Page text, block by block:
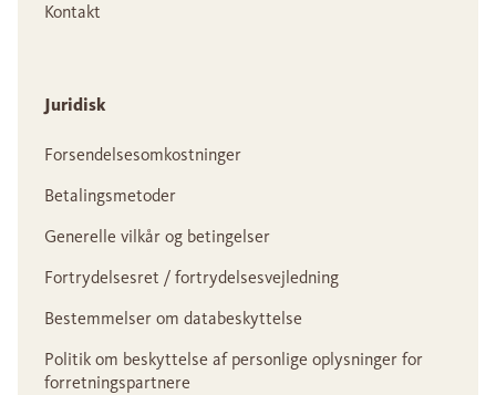
Kontakt
Juridisk
Forsendelsesomkostninger
Betalingsmetoder
Generelle vilkår og betingelser
Fortrydelsesret / fortrydelsesvejledning
Bestemmelser om databeskyttelse
Politik om beskyttelse af personlige oplysninger for
forretningspartnere